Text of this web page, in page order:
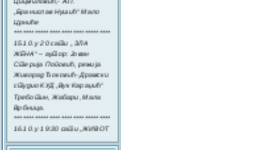
„Бранислав Нушић“ Мало
Црниће
**************************************
ЖЕНА“ – аутор: Јован
Стерија Поповић, режија
Живорад Ђоковић- Драмски
студио КУД „Вук Караџић“
Треботин, Жабари, Мала
Врбница.
*********************************
БЕЗ ХОЛЕСТЕРОЛА“-
аутор: Вилијам Климачер,